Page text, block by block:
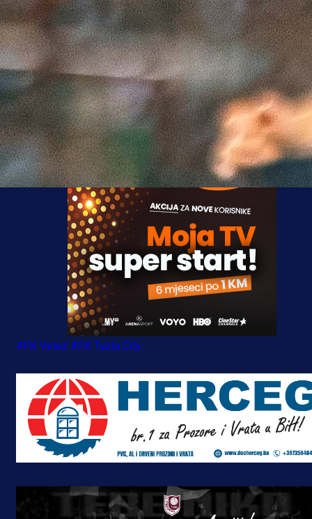
ispisana u historiji Veleža prije finala i pobjede
Sarajevom, Rođeni su u dva susreta Tuzlake
ukupno pet pogodaka. Prvi duel igran u Mostaru
je rezultatom 4:0, a drugi dvije sedmice
minimalnim trijufmom Rođenih.
Meč je na programu od 18 sati na stadionu
Mostaru, a sudit će ga Mirza Kazlagić iz Cazina.
#FK Velež #FK Tuzla City